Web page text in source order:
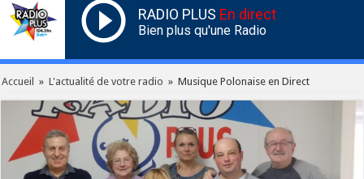
RADIO PLUS En direct
Bien plus qu'une Radio
Accueil » L'actualité de votre radio » Musique Polonaise en Direct